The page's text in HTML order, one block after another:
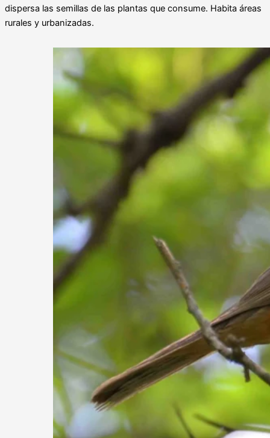
dispersa las semillas de las plantas que consume. Habita áreas
rurales y urbanizadas.